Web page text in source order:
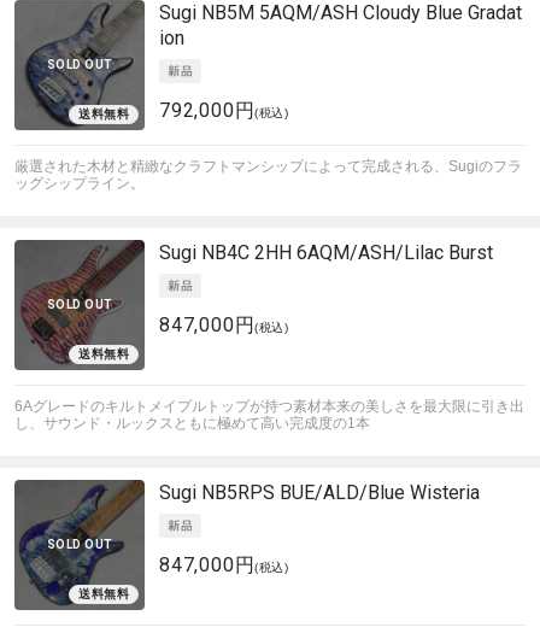
SOLD OUT
Sugi NB5M 5AQM/ASH Cloudy Blue Gradat
ion
792,000円(税込)
厳選された木材と精緻なクラフトマンシップによって完成される、Sugiのフラ
ッグシップライン。
SOLD OUT
Sugi NB4C 2HH 6AQM/ASH/Lilac Burst
847,000円(税込)
6Aグレードのキルトメイプルトップが持つ素材本来の美しさを最大限に引き出
し、サウンド・ルックスともに極めて高い完成度の1本
SOLD OUT
Sugi NB5RPS BUE/ALD/Blue Wisteria
847,000円(税込)